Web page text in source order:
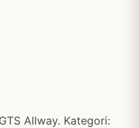
Allway. Kategori: